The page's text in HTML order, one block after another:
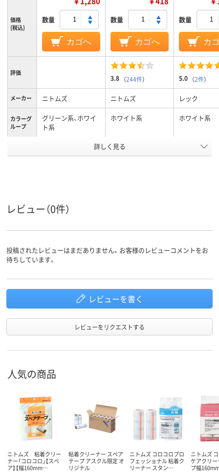
価格
(税込)
数量
カゴへ
数量
カゴへ
数量
カ
評価
3.8 （244件） 5.0 （2件）
メーカー ニトムズ ニトムズ レック
カラーグ
ループ
グリーン系、ホワイ
ト系
ホワイト系 ホワイト系
70 50 50
詳しく見る
レビュー（0件）
投稿されたレビューはまだありません。お客様のレビューコメントをお
待ちしています。
レビューを書く
レビューをリクエストする
人気の商品
ニトムズ 粘着クリー
ナー「コロコロ」【スペ
ア】【幅160mm…
粘着クリーナー スペア
テープ アスクル限定 オ
リジナル
ニトムズ コロコロプロ
フェッショナル 粘着ク
リーナー スタン…
ニトムズ
ケアクリー
プ幅